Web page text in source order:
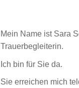
Mein Name ist Sara
Trauerbegleiterin.
Ich bin für Sie da.
Sie erreichen mich